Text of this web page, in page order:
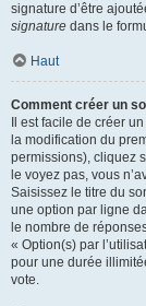
signature d’être
signature dans le
Haut
Comment créer un
Il est facile de créer
la modification du
permissions), cliquez
le voyez pas, vous
Saisissez le titre du
une option par ligne
le nombre de
« Option(s) par
pour une durée
vote.